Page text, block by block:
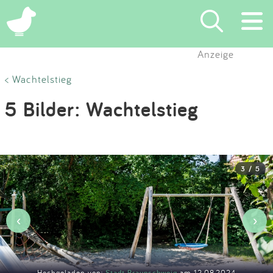
×
Eintragen
Blog
Partner
Kontakt
Anzeige
< Wachtelstieg
5 Bilder: Wachtelstieg
3 / 5
‹ ›